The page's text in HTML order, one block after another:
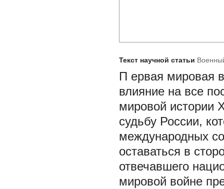
Текст научной статьи
П ервая мировая
влияние на все
мировой истории
судьбу России,
международных
оставаться в
отвечавшего
мировой войне